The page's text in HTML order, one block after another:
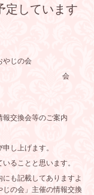
定しています
の会
交換会等のご案内
し上げます。
ることと思います。
も記載してありますよ
の会」主催の情報交換